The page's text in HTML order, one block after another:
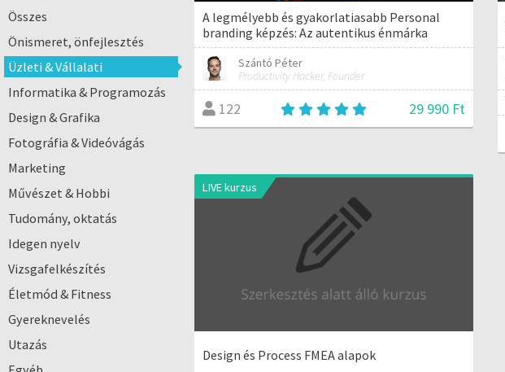
Összes
Önismeret, önfejlesztés
Üzleti & Vállalati
Informatika & Programozás
Design & Grafika
Fotográfia & Videóvágás
Marketing
Művészet & Hobbi
Tudomány, oktatás
Idegen nyelv
Vizsgafelkészítés
Életmód & Fitness
Gyereknevelés
Utazás
A legmélyebb és gyakorlatiasabb Personal
branding képzés: Az autentikus énmárka
Szántó Péter
Productivity Hacker, Founder
122 29 990 Ft
LIVE kurzus
Design és Process FMEA alapok